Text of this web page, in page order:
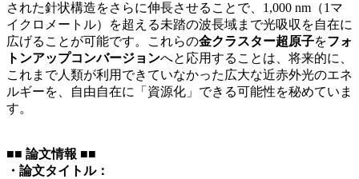
された針状構造をさらに伸長させることで、1,000 nm（1マ
イクロメートル）を超える未踏の波長域まで光吸収を自在に
広げることが可能です。これらの金クラスター超原子をフォ
トンアップコンバージョンへと応用することは、将来的に、
これまで人類が利用できていなかった広大な近赤外光のエネ
ルギーを、自由自在に「資源化」できる可能性を秘めていま
す。
■■ 論文情報 ■■
・ 論文タイトル：